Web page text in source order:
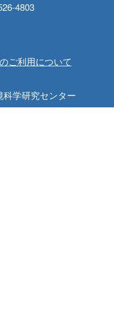
4803
ご利用について
学研究センター